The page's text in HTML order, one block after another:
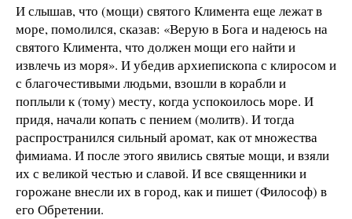
И слышав, что (мощи) святого Климента еще лежат в
море, помолился, сказав: «Верую в Бога и надеюсь на
святого Климента, что должен мощи его найти и
извлечь из моря». И убедив архиепископа с клиросом и
с благочестивыми людьми, взошли в корабли и
поплыли к (тому) месту, когда успокоилось море. И
придя, начали копать с пением (молитв). И тогда
распространился сильный аромат, как от множества
фимиама. И после этого явились святые мощи, и взяли
их с великой честью и славой. И все священники и
горожане внесли их в город, как и пишет (Философ) в
его Обретении.